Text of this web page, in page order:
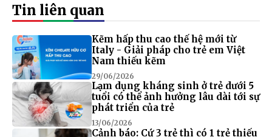
Tin liên quan
Kẽm hấp thu cao thế hệ mới từ
Italy - Giải pháp cho trẻ em Việt
Nam thiếu kẽm
29/06/2026
Lạm dụng kháng sinh ở trẻ dưới 5
tuổi có thể ảnh hưởng lâu dài tới sự
phát triển của trẻ
13/06/2026
Cảnh báo: Cứ 3 trẻ thì có 1 trẻ thiếu